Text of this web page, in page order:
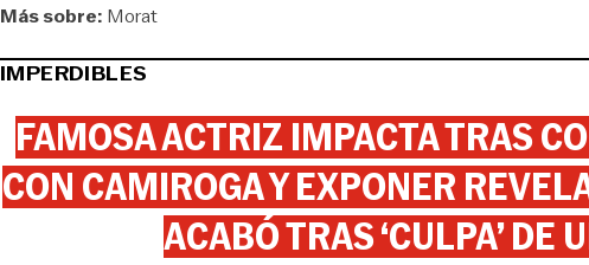
Más sobre: Morat
IMPERDIBLES
FAMOSA ACTRIZ IMPACTA TRAS
CON CAMIROGA Y EXPONER
ACABÓ TRAS ‘CULPA’ DE